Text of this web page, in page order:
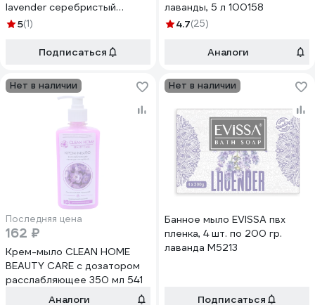
lavender серебристый
8680943229168
5(1)
Подписаться
лаванды, 5 л 100158
4.7(25)
Аналоги
Нет в наличии
Последняя цена
162 ₽
Крем-мыло CLEAN HOME
BEAUTY CARE с дозатором
расслабляющее 350 мл 541
Аналоги
Нет в наличии
Банное мыло EVISSА пвх
пленка, 4 шт. по 200 гр.
лаванда М5213
Подписаться